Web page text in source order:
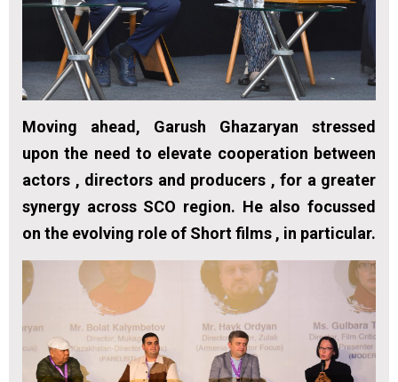
Moving ahead, Garush Ghazaryan stressed
upon the need to elevate cooperation between
actors , directors and producers , for a greater
synergy across SCO region. He also focussed
on the evolving role of Short films , in particular.